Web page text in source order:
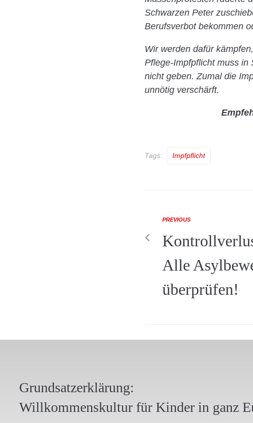
Schwarzen Peter
Berufsverbot bekommen
Wir werden dafür
Pflege-Impfpflicht muss in
nicht geben. Zumal die
unnötig verschärft.
Tags: Impfpflicht
PREVIOUS
Alle
überprüfen!
Grundsatzerklärung:
Willkommenskultur für Kinder in ganz